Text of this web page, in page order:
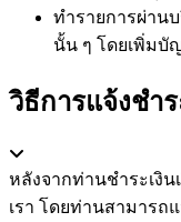
ทำรายการผ่าน
นั้น ๆ โดยเพิ่ม
วิธีการแจ้งชำร
หลังจากท่านชำระเงิ
เรา โดยท่านสามารถ